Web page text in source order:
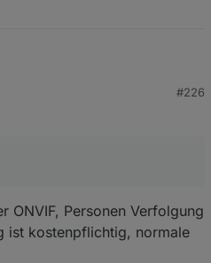
ich die Kamera vollständig
Wofür ist denn die
#226
ONVIF, Personen Verfolgung
ist kostenpflichtig, normale